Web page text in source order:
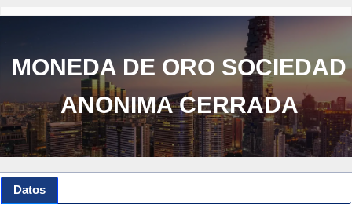
MONEDA DE ORO SOCIEDAD
ANONIMA CERRADA
Datos